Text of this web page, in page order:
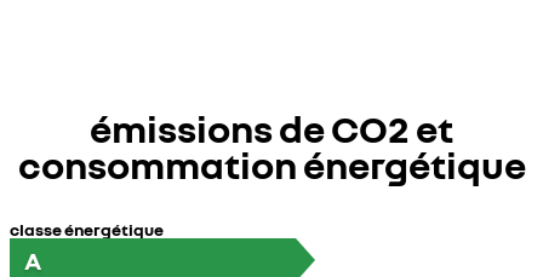
émissions de CO2 et
consommation énergétique
classe énergétique
A